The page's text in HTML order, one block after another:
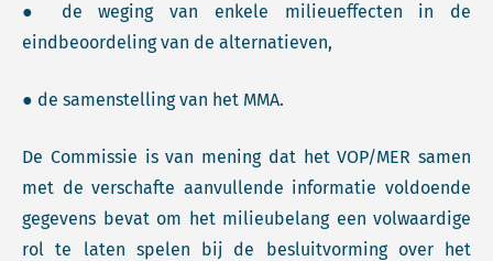
● de weging van enkele milieueffecten in de
eindbeoordeling van de alternatieven,
● de samenstelling van het MMA.
De Commissie is van mening dat het VOP/MER samen
met de verschafte aanvullende informatie voldoende
gegevens bevat om het milieubelang een volwaardige
rol te laten spelen bij de besluitvorming over het